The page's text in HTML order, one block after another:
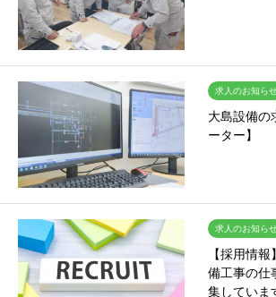
求人のお知ら
大島設備の
ーター】
求人のお知ら
【採用情
備工事の仕
集していま